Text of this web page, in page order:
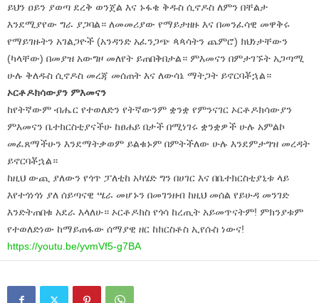
ይህን ዐይን ያወጣ ደረቅ ወንጀል እና ኑፋቄ ቅዱስ ሲኖዶስ ለምን በቸልታ
እንደሚያየው ግራ ያጋባል። ለመመሪያው የማይታዘዙ እና በመንፈሳዊ መዋቅሩ
የማይገዙትን አገልጋዮች (አንዳንድ አፈንጋጭ ጳጳሳትን ጨምሮ) ክህነታቸውን
(ካላቸው) በመያዝ አውግዞ መለየት ይጠበቅበታል። ምእመናን በምታገኙት አጋጣሚ
ሁሉ ቅለዱስ ሲኖዶስ መረጃ መሰጠት እና ለውሳኔ ማትጋት ይኖርባቾኋል።
ኦርቶዶክሳውያን ምእመናን
ከየትኛውም ብሔር የተወለድን የትኛውንም ቋንቋ የምንናገር ኦርቶዶክሳውያን
ምእመናን ቤተክርስቲያናችሁ ከፀሐይ በታች በሚነገሩ ቋንቋዎች ሁሉ አምልኮ
መፈጸማችሁን እንደማትቃወም ይልቁኑም በምትችለው ሁሉ እንደምታግዝ መረዳት
ይኖርባቾኋል።
ከዚህ ውጪ ያለውን የጎጥ ፓለቲከ አካሄድ ግን በሀገር እና በቤተክርስቲያኒቱ ላይ
እየተጎነጎነ ያለ ሰይጣናዊ ሤራ መሆኑን በመገንዘብ ከዚህ መሰል የይሁዳ መንገድ
እንድትጠበቁ አደራ እላለሁ። ኦርቶዶክስ የጎሳ ከረጢት አይመጥናትም! ምክንያቱም
የተወለድነው ከማይጠፋው ሰማያዊ ዘር ከክርስቶስ ኢየሱስ ነውና!
https://youtu.be/yvmVf5-g7BA